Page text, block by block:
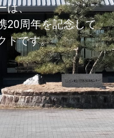
は、
20周年を記念して
トです。